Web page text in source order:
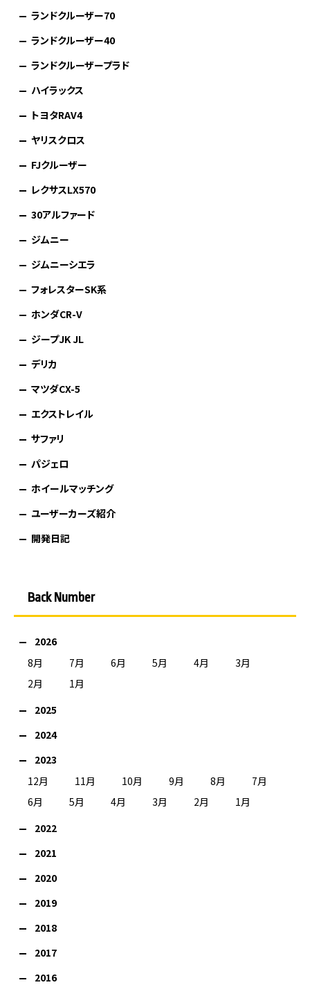
ランドクルーザー70
ランドクルーザー40
ランドクルーザープラド
ハイラックス
トヨタRAV4
ヤリスクロス
FJクルーザー
レクサスLX570
30アルファード
ジムニー
ジムニーシエラ
フォレスターSK系
ホンダCR-V
ジープJK JL
デリカ
マツダCX-5
エクストレイル
サファリ
パジェロ
ホイールマッチング
ユーザーカーズ紹介
開発日記
Back Number
2026
8月
7月 6月 5月 4月
3月
2月
1月
2025
2024
2023
12月
11月 10月 9月 8月
7月
6月
5月 4月 3月 2月
1月
2022
2021
2020
2019
2018
2017
2016